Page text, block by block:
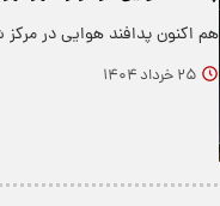
هم اکنون پدافند هوایی در
۲۵ خرداد ۱۴۰۴